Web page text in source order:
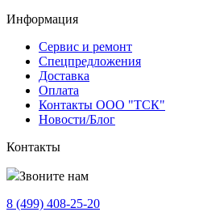
Информация
Сервис и ремонт
Спецпредложения
Доставка
Оплата
Контакты ООО "ТСК"
Новости/Блог
Контакты
Звоните нам
8 (499) 408-25-20